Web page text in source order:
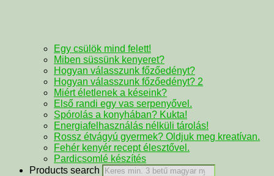
Egy csülök mind felett!
Miben süssünk kenyeret?
Hogyan válasszunk főzőedényt?
Hogyan válasszunk főzőedényt? 2
Miért életlenek a késeink?
Első randi egy vas serpenyővel.
Spórolás a konyhában? Kukta!
Energiafelhasználás nélküli tárolás!
Rossz étvágyú gyermek? Oldjuk meg kreatívan.
Fehér kenyér recept élesztővel.
Pardicsomlé készítés
Products search